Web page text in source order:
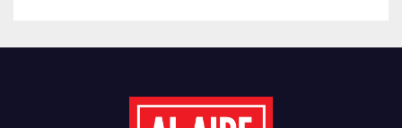
DEL CICLO ESCOLAR 2026-